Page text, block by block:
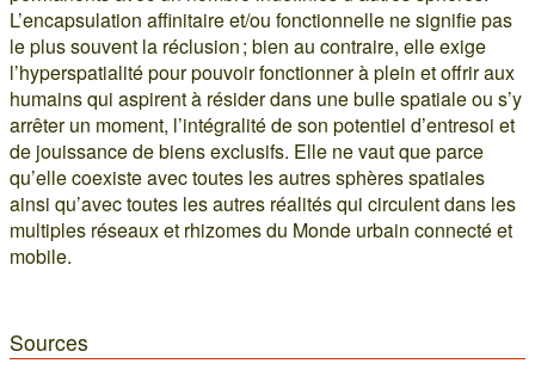
L’encapsulation affinitaire et/ou fonctionnelle ne signifie pas
le plus souvent la réclusion ; bien au contraire, elle exige
l’hyperspatialité pour pouvoir fonctionner à plein et offrir aux
humains qui aspirent à résider dans une bulle spatiale ou s’y
arrêter un moment, l’intégralité de son potentiel d’entresoi et
de jouissance de biens exclusifs. Elle ne vaut que parce
qu’elle coexiste avec toutes les autres sphères spatiales
ainsi qu’avec toutes les autres réalités qui circulent dans les
multiples réseaux et rhizomes du Monde urbain connecté et
mobile.
Sources